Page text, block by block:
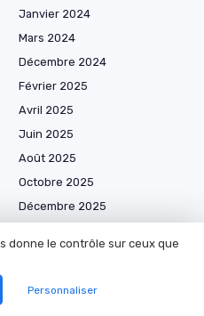
Janvier 2024
Mars 2024
Décembre 2024
Février 2025
Avril 2025
Juin 2025
Août 2025
Octobre 2025
Décembre 2025
donne le contrôle sur ceux que
Personnaliser